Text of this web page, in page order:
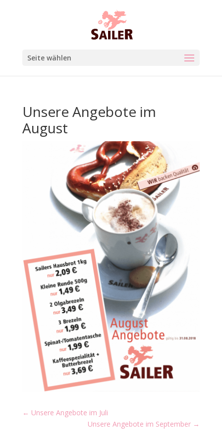
Seite wählen
Unsere Angebote im
August
← Unsere Angebote im Juli
Unsere Angebote im September →